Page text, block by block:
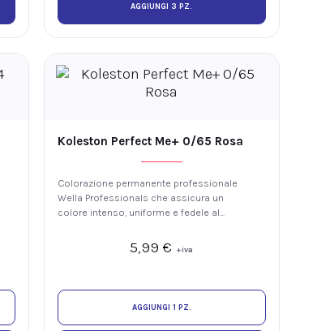
AGGIUNGI 3 PZ.
5,99 € +iva
Koleston Perfect Me+ 0/65 Rosa
Colorazione permanente professionale
Wella Professionals che assicura un
colore intenso, uniforme e fedele al
copertura dei capelli bianchi. La
tecnologia ME+ offre elevate
AGGIUNGI 1 PZ.